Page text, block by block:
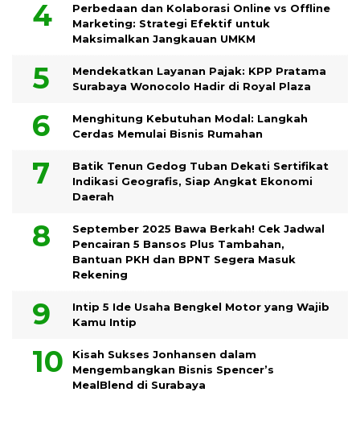
Perbedaan dan Kolaborasi Online vs Offline
Marketing: Strategi Efektif untuk
Maksimalkan Jangkauan UMKM
Mendekatkan Layanan Pajak: KPP Pratama
Surabaya Wonocolo Hadir di Royal Plaza
Menghitung Kebutuhan Modal: Langkah
Cerdas Memulai Bisnis Rumahan
Batik Tenun Gedog Tuban Dekati Sertifikat
Indikasi Geografis, Siap Angkat Ekonomi
Daerah
September 2025 Bawa Berkah! Cek Jadwal
Pencairan 5 Bansos Plus Tambahan,
Bantuan PKH dan BPNT Segera Masuk
Rekening
Intip 5 Ide Usaha Bengkel Motor yang Wajib
Kamu Intip
Kisah Sukses Jonhansen dalam
Mengembangkan Bisnis Spencer’s
MealBlend di Surabaya